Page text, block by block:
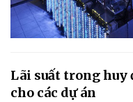
Lãi suất trong huy
cho các dự án